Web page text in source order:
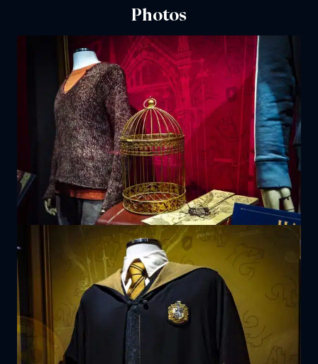
Photos